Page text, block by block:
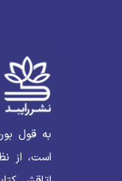
به قول
است، از